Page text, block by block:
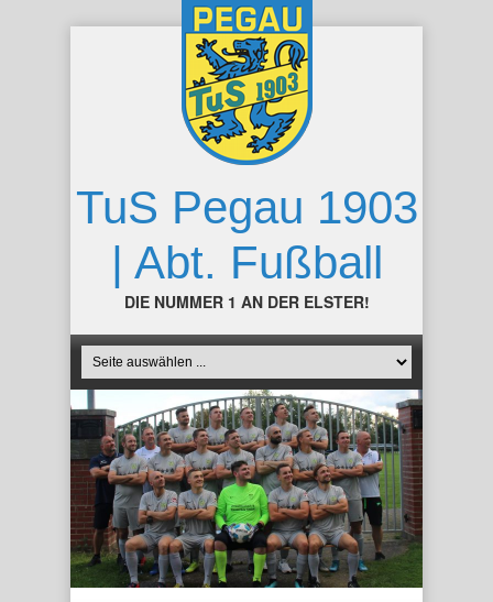
TuS Pegau 1903
| Abt. Fußball
DIE NUMMER 1 AN DER ELSTER!